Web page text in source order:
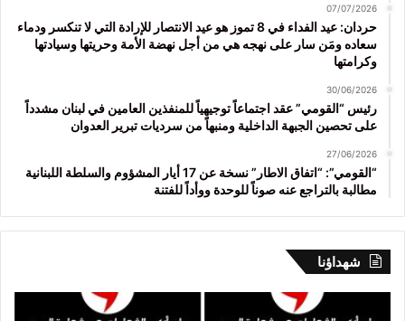
07/07/2026
حردان: عيد الفداء في 8 تموز هو عيد الانتصار للإرادة التي لا تنكسر ودماء
سعاده ومَن سار على نهجه هي من أجل نهضة الأمة وحريتها وسيادتها
وكرامتها
30/06/2026
رئيس “القومي” عقد اجتماعاً توجيهياً للمنفذين العامين في لبنان مشدداً
على تحصين الجبهة الداخلية ومنبهاً من سرديات تبرير العدوان
27/06/2026
“القومي”: “اتفاق الاطار” نسخة عن 17 أيار المشؤوم والسلطة اللبنانية
مطالبة بالتراجع عنه صوناً للوحدة ووأداً للفتنة
شهداؤنا